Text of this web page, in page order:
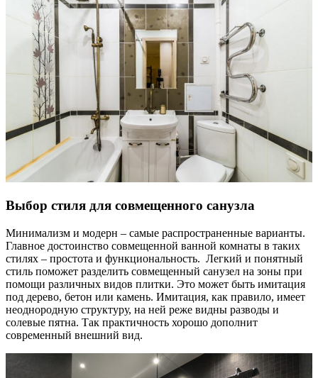
Выбор стиля для совмещенного санузла
Минимализм и модерн – самые распространенные варианты.
Главное достоинство совмещенной ванной комнаты в таких
стилях – простота и функциональность. Легкий и понятный
стиль поможет разделить совмещенный санузел на зоны при
помощи различных видов плитки. Это может быть имитация
под дерево, бетон или камень. Имитация, как правило, имеет
неоднородную структуру, на ней реже видны разводы и
солевые пятна. Так практичность хорошо дополнит
современный внешний вид.